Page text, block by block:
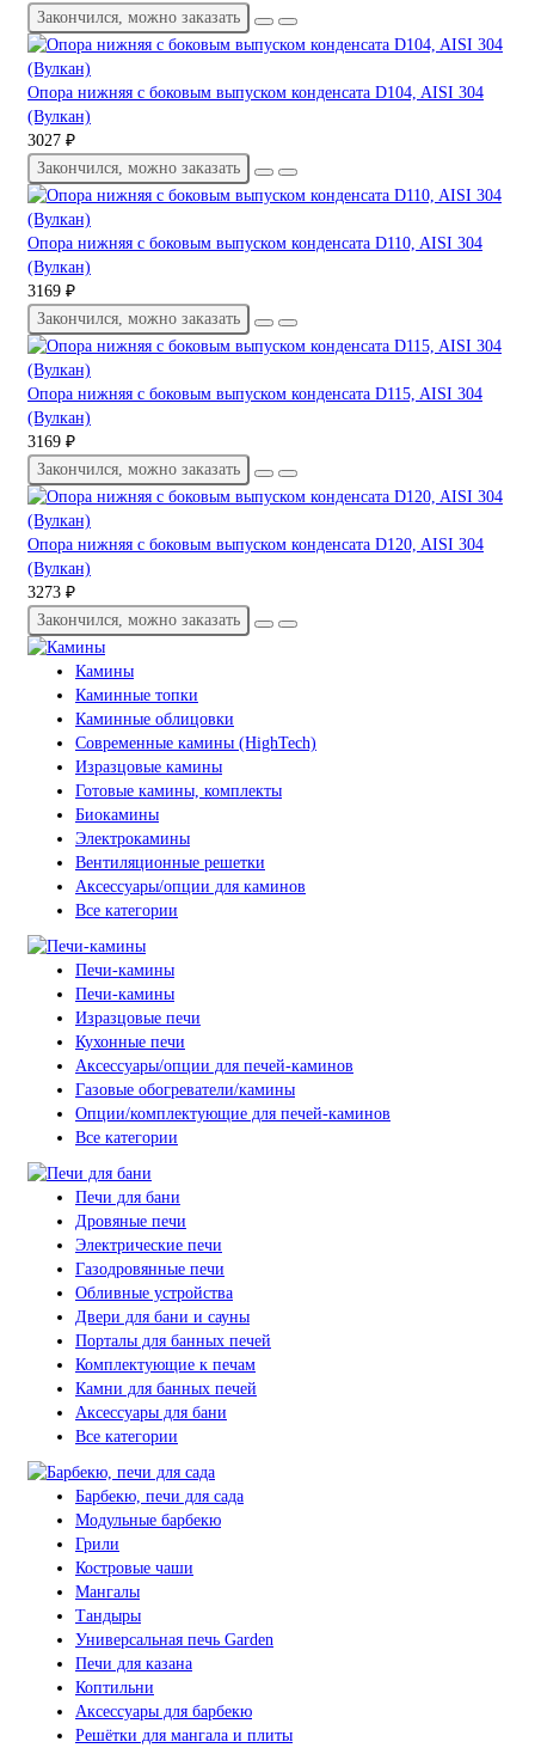
Закончился, можно заказать
Опора нижняя с боковым выпуском конденсата D104, AISI 304
(Вулкан)
3027 ₽
Закончился, можно заказать
Опора нижняя с боковым выпуском конденсата D110, AISI 304
(Вулкан)
3169 ₽
Закончился, можно заказать
Опора нижняя с боковым выпуском конденсата D115, AISI 304
(Вулкан)
3169 ₽
Закончился, можно заказать
Опора нижняя с боковым выпуском конденсата D120, AISI 304
(Вулкан)
3273 ₽
Закончился, можно заказать
Камины
Каминные топки
Каминные облицовки
Современные камины (HighTech)
Изразцовые камины
Готовые камины, комплекты
Биокамины
Электрокамины
Вентиляционные решетки
Аксессуары/опции для каминов
Все категории
Печи-камины
Печи-камины
Изразцовые печи
Кухонные печи
Аксессуары/опции для печей-каминов
Газовые обогреватели/камины
Опции/комплектующие для печей-каминов
Все категории
Печи для бани
Дровяные печи
Электрические печи
Газодровянные печи
Обливные устройства
Двери для бани и сауны
Порталы для банных печей
Комплектующие к печам
Камни для банных печей
Аксессуары для бани
Все категории
Барбекю, печи для сада
Модульные барбекю
Грили
Костровые чаши
Мангалы
Тандыры
Универсальная печь Garden
Печи для казана
Коптильни
Аксессуары для барбекю
Решётки для мангала и плиты